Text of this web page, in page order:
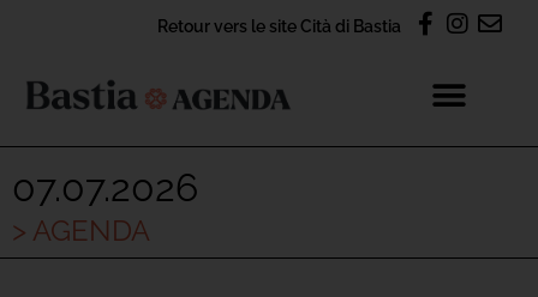
Retour vers le site Cità di Bastia
07.07.2026
> AGENDA